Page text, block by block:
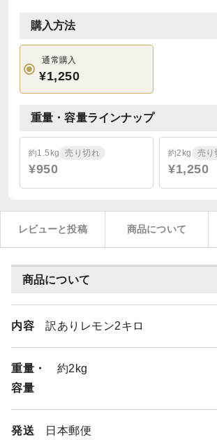
購入方法
通常購入
¥1,250
重量・容量ラインナップ
約1.5kg 売り切れ
¥950
約2kg 売り
¥1,250
レビューと投稿 商品について
商品について
内容 訳ありレモン2キロ
重量・
容量
約2kg
発送 日本郵便